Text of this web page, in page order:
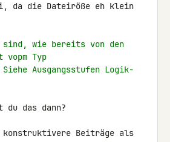
da die Dateiröße eh klein
sind, wie bereits von den
vopm Typ
Ausgangsstufen Logik-
du das dann?
konstruktivere Beiträge als